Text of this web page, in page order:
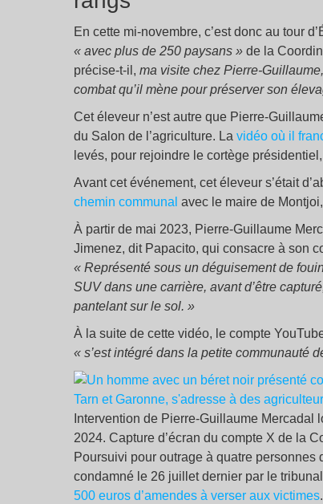
En cette mi-novembre, c’est donc au tour
« avec plus de 250 paysans » de la
précise-t-il, ma visite chez Pierre-
combat qu’il mène pour préserver son
Cet éleveur n’est autre que Pierre-
du Salon de l’agriculture. La vidéo où il
levés, pour rejoindre le cortège
Avant cet événement, cet éleveur s’était
chemin communal avec le maire de
À partir de mai 2023, Pierre-Guillaume
Jimenez, dit Papacito, qui consacre à son
« Représenté sous un déguisement de
SUV dans une carrière, avant d’être
pantelant sur le sol. »
À la suite de cette vidéo, le compte
« s’est intégré dans la petite communauté
Intervention de Pierre-Guillaume
2024. Capture d’écran du compte X de la
Poursuivi pour outrage à quatre
condamné le 26 juillet dernier par le
500 euros d’amendes à verser aux victimes.